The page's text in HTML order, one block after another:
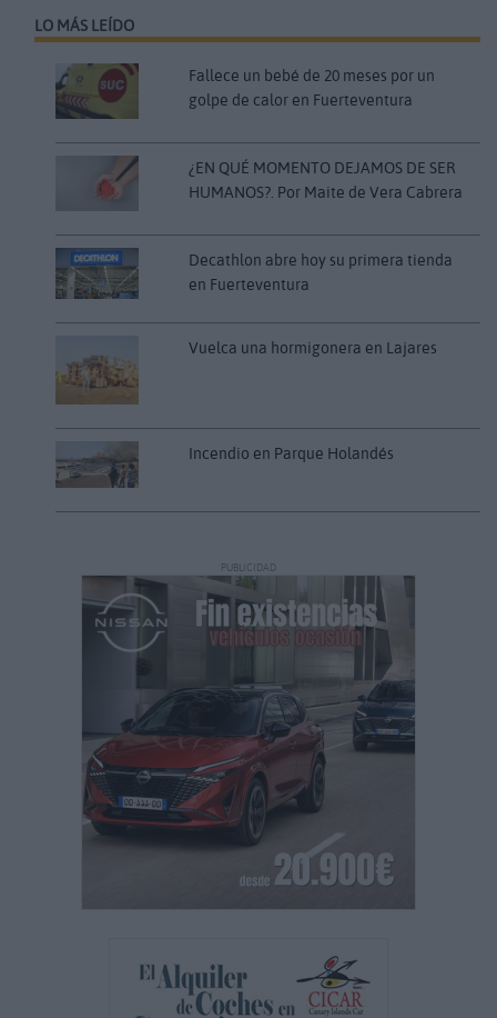
LO MÁS LEÍDO
Fallece un bebé de 20 meses por un
golpe de calor en Fuerteventura
¿EN QUÉ MOMENTO DEJAMOS DE SER
HUMANOS?. Por Maite de Vera Cabrera
Decathlon abre hoy su primera tienda
en Fuerteventura
Vuelca una hormigonera en Lajares
Incendio en Parque Holandés
PUBLICIDAD